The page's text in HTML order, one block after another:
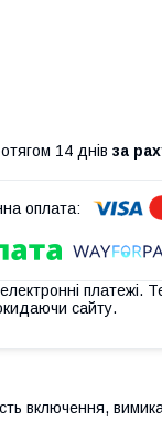
14 днів за
платежі.
сайту.
включення,